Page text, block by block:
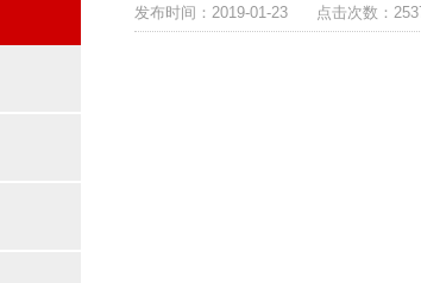
发布时间：2019-01-23 点击次数：